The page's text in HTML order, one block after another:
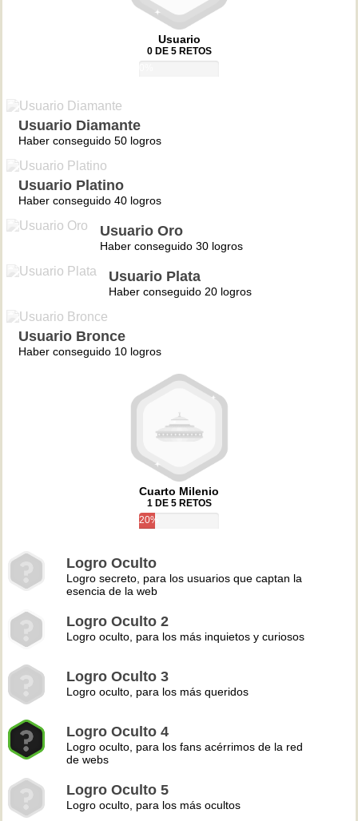
Usuario
0 DE 5 RETOS
Usuario Diamante
Haber conseguido 50 logros
Usuario Platino
Haber conseguido 40 logros
Usuario Oro
Haber conseguido 30 logros
Usuario Plata
Haber conseguido 20 logros
Usuario Bronce
Haber conseguido 10 logros
Cuarto Milenio
1 DE 5 RETOS
20%
Logro Oculto
Logro secreto, para los usuarios que captan la
esencia de la web
Logro Oculto 2
Logro oculto, para los más inquietos y curiosos
Logro Oculto 3
Logro oculto, para los más queridos
Logro Oculto 4
Logro oculto, para los fans acérrimos de la red
de webs
Logro Oculto 5
Logro oculto, para los más ocultos